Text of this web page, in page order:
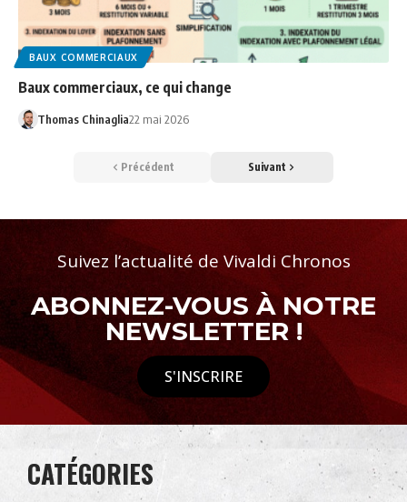
BAUX COMMERCIAUX
Baux commerciaux, ce qui change
Thomas Chinaglia22 mai 2026
Précédent Suivant
Suivez l’actualité de Vivaldi Chronos
ABONNEZ-VOUS À NOTRE
NEWSLETTER !
S'INSCRIRE
CATÉGORIES